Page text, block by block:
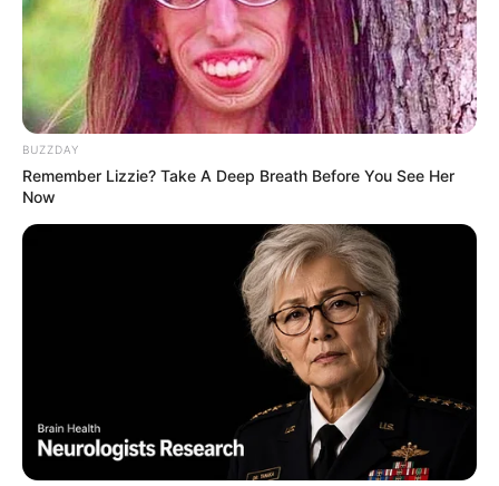
Email address:
BUZZDAY
Remember Lizzie? Take A Deep Breath Before You See Her
Now